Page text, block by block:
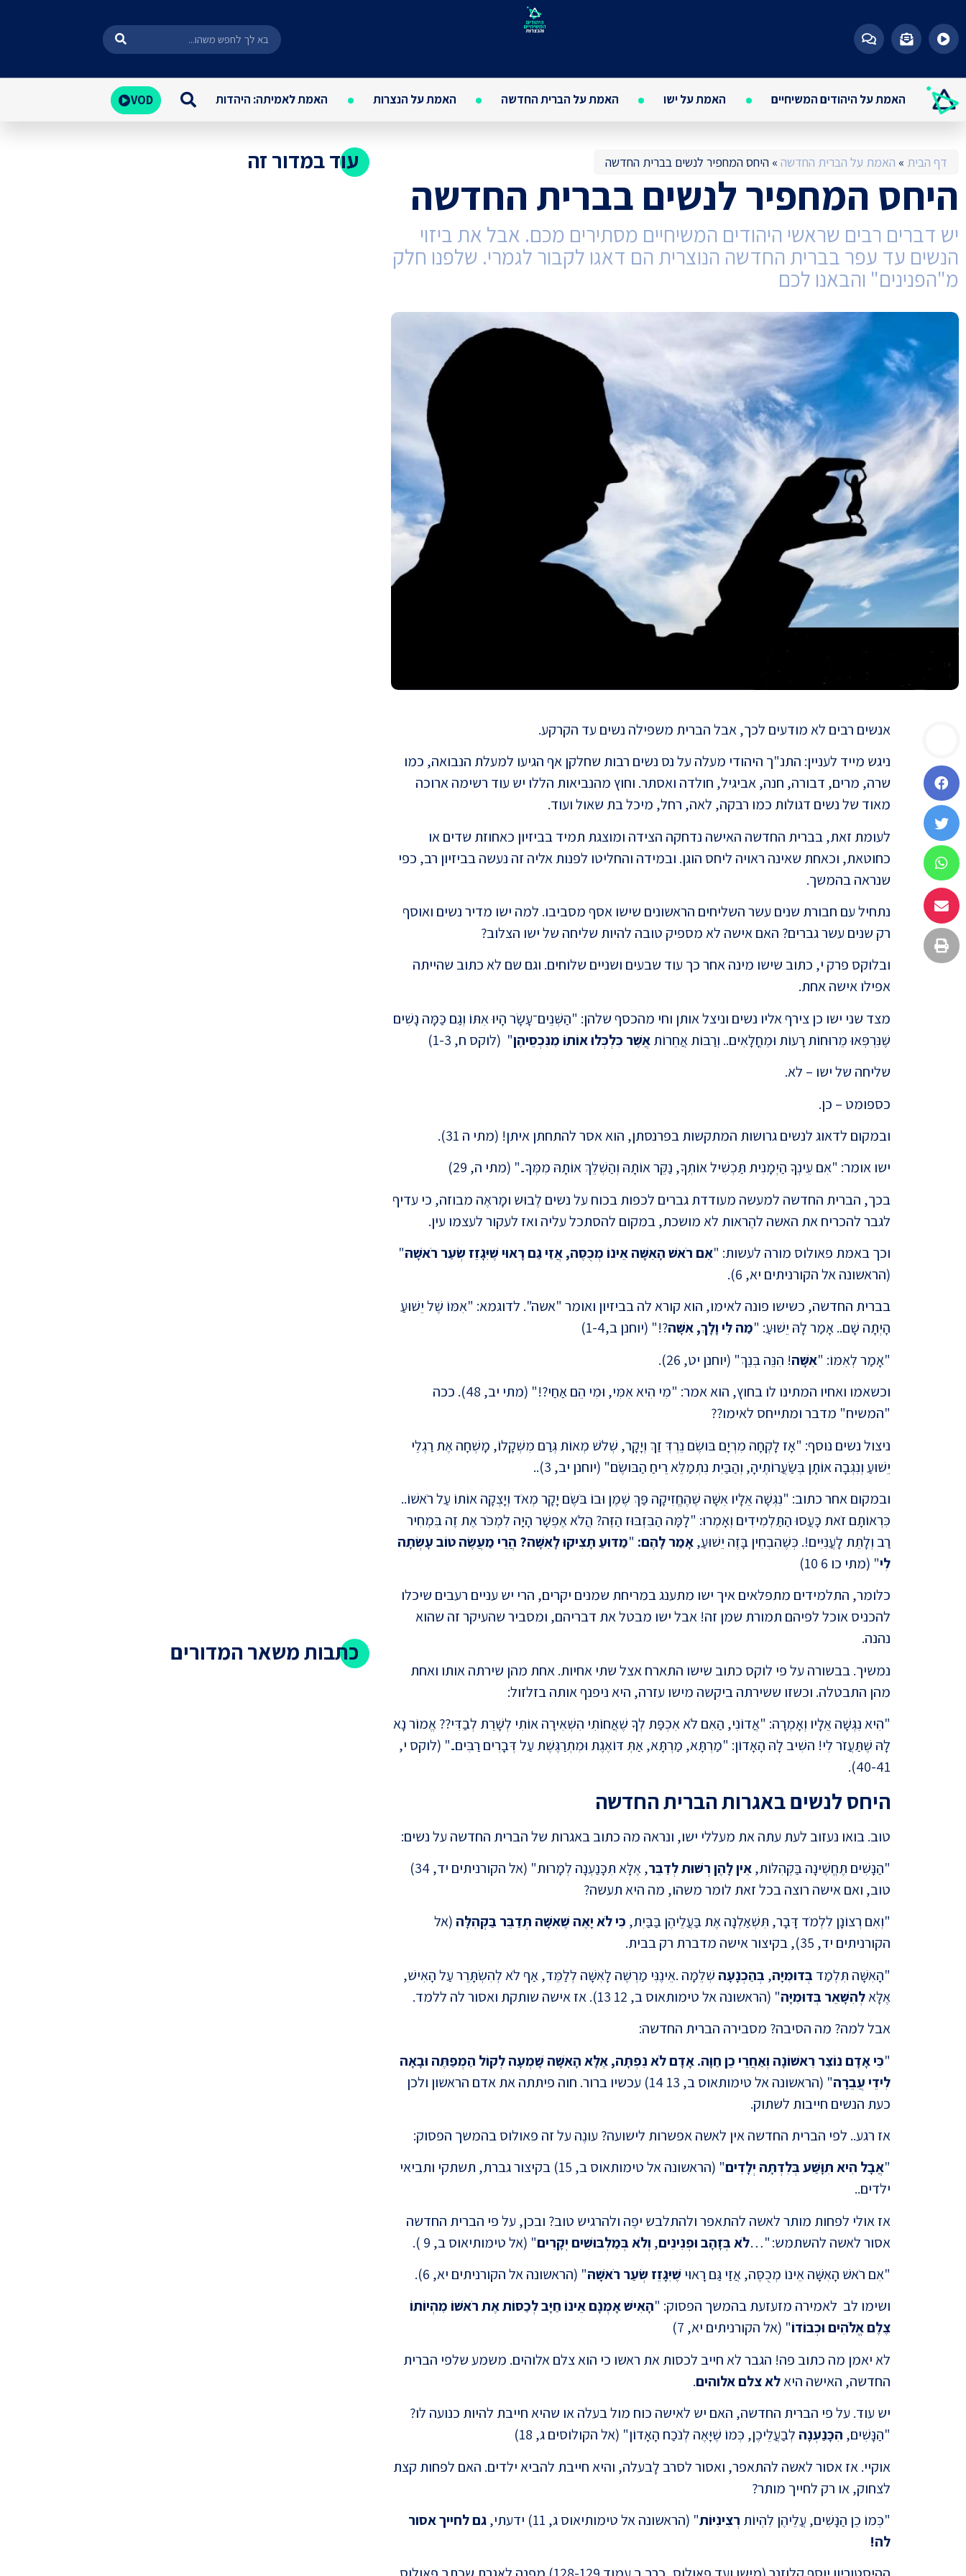
האמת על היהודים המשיחיים האמת על ישו האמת על הברית החדשה האמת על הנצרות האמת לאמיתה: היהדות VOD
דף הבית » האמת על הברית החדשה » היחס המחפיר לנשים בברית החדשה
היחס המחפיר לנשים בברית החדשה
יש דברים רבים שראשי היהודים המשיחיים מסתירים מכם. אבל את ביזוי
הנשים עד עפר בברית החדשה הנוצרית הם דאגו לקבור לגמרי. שלפנו חלק
מ"הפנינים" והבאנו לכם
אנשים רבים לא מודעים לכך, אבל הברית משפילה נשים עד הקרקע.
ניגש מייד לעניין: התנ"ך היהודי מעלה על נס נשים רבות שחלקן אף הגיעו למעלת הנבואה, כמו
שרה, מרים, דבורה, חנה, אביגיל, חולדה ואסתר. וחוץ מהנביאות הללו יש עוד רשימה ארוכה
מאוד של נשים דגולות כמו רבקה, לאה, רחל, מיכל בת שאול ועוד.
לעומת זאת, בברית החדשה האישה נדחקה הצידה ומוצגת תמיד בביזיון כאחוזת שדים או
כחוטאת, וכאחת שאינה ראויה ליחס הוגן. ובמידה והחליטו לפנות אליה זה נעשה בביזיון רב, כפי
שנראה בהמשך.
נתחיל עם חבורת שנים עשר השליחים הראשונים שישו אסף מסביבו. למה ישו מדיר נשים ואוסף
רק שנים עשר גברים? האם אישה לא מספיק טובה להיות שליחה של ישו הצלוב?
ובלוקס פרק י, כתוב שישו מינה אחר כך עוד שבעים ושניים שלוחים. וגם שם לא כתוב שהייתה
אפילו אישה אחת.
מצד שני ישו כן צירף אליו נשים וניצל אותן וחי מהכסף שלהן: "הַשְּׁנֵים־עָשָׂר הָיוּ אִתּוֹ וְגַם כַּמָּה נָשִׁים
שֶׁנִּרְפְּאוּ מֵרוּחוֹת רָעוֹת וּמֵחֳלָאִים.. וְרַבּוֹת אֲחֵרוֹתאֲשֶׁר כִּלְכְּלוּ אוֹתוֹ מִנִּכְסֵיהֶן" (לוקס ח, 1-3)
שליחה של ישו – לא.
כספומט – כן.
ובמקום לדאוג לנשים גרושות המתקשות בפרנסתן, הוא אסר להתחתן איתן! (מתי ה 31).
ישו אומר: "אִם עֵינְךָ הַיְמָנִית תַּכְשִׁיל אוֹתְךָ, נַקֵּר אוֹתָהּ וְהַשְׁלֵךְ אוֹתָהּ מִמְּךָ.." (מתי ה, 29)
בכך, הברית החדשה למעשה מעודדת גברים לכפות בכוח על נשים לֶבוּש ומָראֶה מבוזה, כי עדיף
לגבר להכריח את האשה להֶראות לא מושכת, במקום להסתכל עליה ואז לעקור לעצמו עין.
וכך באמת פאולוס מורה לעשות: "אִם רֹאשׁ הָאִשָּׁה אֵינוֹ מְכֻסֶּה, אֲזַי גַּם רָאוּי שֶׁיִּגָּזֵז שְׂעַר רֹאשָׁהּ"
(הראשונה אל הקורניתים יא, 6).
בברית החדשה, כשישו פונה לאימו, הוא קורא לה בביזיון ואומר "אשה". לדוגמא: "אִמּוֹ שֶׁל יֵשׁוּעַ
הָיְתָה שָׁם.. אָמַר לָהּ יֵשׁוּעַ: "מַה לִּי וָלָךְ, אִשָּׁה?!" (יוחנן ב,1-4)
"אָמַר לְאִמּוֹ: "אִשָּׁה! הִנֵּה בְּנֵךְ" (יוחנן יט, 26).
וכשאמו ואחיו המתינו לו בחוץ, הוא אמר: "מִי הִיא אִמִּי, וּמִי הֵם אַחַי?!" (מתי יב, 48). ככה
"המשיח" מדבר ומתייחס לאימו??
ניצול נשים נוסף: "אָז לָקְחָה מִרְיָם בּושֶׂם נֵרְדְּ זַךְ וְיָקָר, שְׁלֹשׁ מְאוֹת גְּרַם מִשְׁקָלוֹ, מָשְׁחָה אֶת רַגְלֵי
יֵשׁוּעַ וְנִגְּבָה אוֹתָן בְּשַׂעֲרוֹתֶיהָ, וְהַבַּיִת נִתְמַלֵּא רֵיחַ הַבּושֶׂם" (יוחנן יב, 3)..
ובמקום אחר כתוב: "נִגְּשָׁה אֵלָיו אִשָּׁה שֶׁהֶחֱזִיקָה פַּךְ שֶׁמֶן וּבוֹ בֹּשֶׂם יָקָר מְאֹד וְיָצְקָה אוֹתוֹ עַל רֹאשׁוֹ..
כִּרְאוֹתָם זֹאת כָּעֲסוּ הַתַּלְמִידִים וְאָמְרוּ: "לָמָּה הַבִּזְבּוּז הַזֶּה? הֲלֹא אֶפְשָׁר הָיָה לִמְכֹּר אֶת זֶה בִּמְחִיר
רַב וְלָתֵת לָעֲנִיִּים!. כְּשֶׁהִבְחִין בָּזֶה יֵשׁוּעַ,אָמַר לָהֶם: "מַדּוּעַ תָּצִיקוּ לָאִשָּׁה? הֲרֵי מַעֲשֶׂה טוֹב עָשְׂתָה
לִי" (מתי כו 6 10)
כלומר, התלמידים מתפלאים איך ישו מתענג במריחת שמנים יקרים, הרי יש עניים רעבים שיכלו
להכניס אוכל לפיהם תמורת שמן זה! אבל ישו מבטל את דבריהם, ומסביר שהעיקר זה שהוא
נהנה.
נמשיך. בבשורה על פי לוקס כתוב שישו התארח אצל שתי אחיות. אחת מהן שירתה אותו ואחת
מהן התבטלה. וכשזו ששירתה ביקשה מישו עזרה, היא ניפנף אותה בזלזול:
"הִיא נִגְּשָׁה אֵלָיו וְאָמְרָה: "אֲדוֹנִי, הַאִם לֹא אִכְפַּת לְךָ שֶׁאֲחוֹתִי הִשְׁאִירָה אוֹתִי לְשָׁרֵת לְבַדִּי?? אֱמוֹר נָא
לָהּ שֶׁתַּעֲזֹר לִי! השִׁיב לָהּ הָאָדוֹן: "מַרְתָּא, מַרְתָּא, אַתְּ דּוֹאֶגֶת וּמִתְרַגֶּשֶׁת עַל דְּבָרִים רַבִּים.." (לוקס י,
40-41).
היחס לנשים באגרות הברית החדשה
טוב. בואו נעזוב לעת עתה את מעללי ישו, ונראה מה כתוב באגרות של הברית החדשה על נשים:
"הַנָּשִׁים תֶּחֱשֶׁינָה בַּקְּהִלּוֹת,אֵין לָהֶן רְשׁוּת לְדַבֵּר
, אֶלָּא תִּכָּנַעְנָה לְמָרוּת" (אל הקורניתים יד, 34)
טוב, ואם אישה רוצה בכל זאת לומר משהו, מה היא תעשה?
"וְאִם רְצוֹנָן לִלְמֹד דָּבָר, תִּשְׁאַלְנָה אֶת בַּעֲלֵיהֶן בַּבַּיִת, כִּי לֹא יָאֶה שֶׁאִשָּׁה תְּדַבֵּר בַּקְּהִלָּה (אל
הקורניתים יד, 35), בקיצור אישה מדברת רק בבית.
"הָאִשָּׁה תִּלְמַד בְּדוּמִיָּה, בְּהַכְנָעָה שְׁלֵמָה .אֵינֶנִּי מַרְשֶׁה לָאִשָּׁה לְלַמֵּד, אַף לֹא לְהִשְׂתָּרֵר עַל הָאִישׁ,
אֶלָּאלְהִשָּׁאֵר בְּדוּמִיָּה" (הראשונה אל טימותאוס ב, 12 13). אז אישה שותקת ואסור לה ללמד.
אבל למה? מה הסיבה? מסבירה הברית החדשה:
"כִּי אָדָם נוֹצַר רִאשׁוֹנָה וְאַחֲרֵי כֵן חַוָּה. אָדָם לֹא נִפְתָּה, אֶלָּא הָאִשָּׁה שָׁמְעָה לְקוֹל הַמְפַתֶּה וּבָאָה
לִידֵי עֲבֵרָה
" (הראשונה אל טימותאוס ב, 13 14) עכשיו ברור. חוה פיתתה את אדם הראשון ולכן
כעת הנשים חייבות לשתוק.
אז רגע.. לפי הברית החדשה אין לאשה אפשרות לישועה? עונֶה על זה פאולוס בהמשך הפסוק:
"אֲבָל הִיא תִּוָּשַׁע בְּלִדְתָּהּ יְלָדִים
" (הראשונה אל טימותאוס ב, 15) בקיצור גברת, תשתקי ותביאי
ילדים..
אז אולי לפחות מותר לאשה להתאפר ולהתלבש יפֶה ולהרגיש טוב? ובכן, על פי הברית החדשה
אסור לאשה להשתמש: "…לֹא בְּזָהָב וּפְנִינִים, וְלֹא בְּמַלְבּוּשִׁים יְקָרִים" (אל טימותיאוס ב, 9 ).
"אִם רֹאשׁ הָאִשָּׁה אֵינוֹ מְכֻסֶּה, אֲזַי גַּם רָאוּי שֶׁיִּגָּזֵז שְׂעַר רֹאשָׁהּ" (הראשונה אל הקורניתים יא, 6).
ושימו לב לאמירה מזעזעת בהמשך הפסוק: "הָאִישׁ אָמְנָם אֵינוֹ חַיָּב לְכַסּוֹת אֶת רֹאשׁוֹ מִהְיוֹתוֹ
צֶלֶם אֱלֹהִים וּכְבוֹדוֹ" (אל הקורניתים יא, 7)
לא יאמן מה כתוב פה! הגבר לא חייב לכסות את ראשו כי הוא צלם אלוהים. משמע שלפי הברית
החדשה, האישה היאלא צלם אלוהים.
יש עוד. על פי הברית החדשה, האם יש לאישה כוח מול בעלה או שהיא חייבת להיות כנועה לו?
"הַנָּשִׁים, הִכָּנַעְנָה לְבַעֲלֵיכֶן, כְּמוֹ שֶׁיָּאֶה לְנֹכַח הָאָדוֹן" (אל הקולוסים ג, 18)
אוקיי. אז אסור לאשה להתאפר, ואסור לסרב לָבעלה, והיא חייבת להביא ילדים. האם לפחות קצת
לצחוק, או רק לחייך מותר?
"כְּמוֹ כֵן הַנָּשִׁים, עֲלֵיהֶן לִהְיוֹת רְצִינִיּוֹת" (הראשונה אל טימותיאוס ג, 11) ידעתי,
גם לחייך אסור
לה!
עוד במדור זה
כתבות משאר המדורים